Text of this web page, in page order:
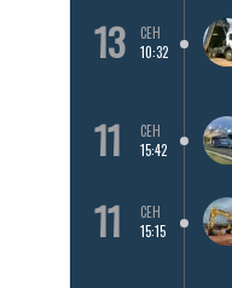
13
СЕН
10:32
11
СЕН
15:42
11
СЕН
15:15